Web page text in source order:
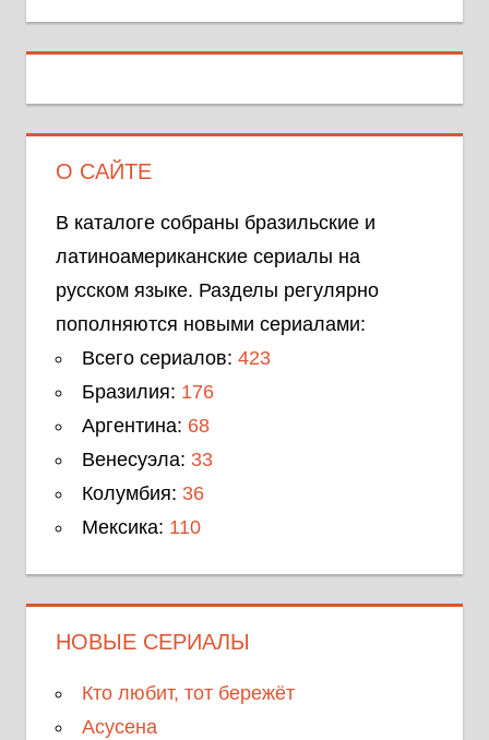
О САЙТЕ
В каталоге собраны бразильские и
латиноамериканские сериалы на
русском языке. Разделы регулярно
пополняются новыми сериалами:
Всего сериалов: 423
Бразилия: 176
Аргентина: 68
Венесуэла: 33
Колумбия: 36
Мексика: 110
НОВЫЕ СЕРИАЛЫ
Кто любит, тот бережёт
Асусена